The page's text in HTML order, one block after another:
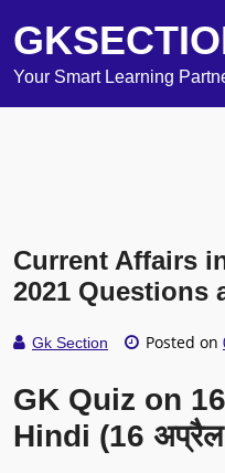
Your Smart Learning
Current Affairs
2021 Questions
Gk Section Posted on
GK Quiz on
Hindi (16 अप्रैल